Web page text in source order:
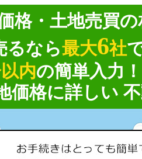
格・土地売買
るなら最大6社
内の簡単入力！
価格に詳しい